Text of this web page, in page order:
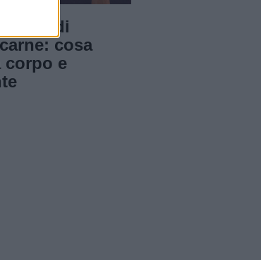
di
cosa
corpo e